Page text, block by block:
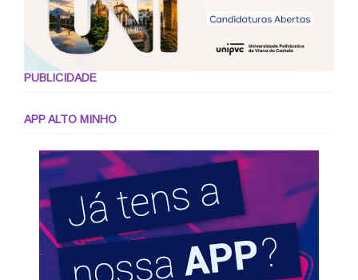
PUBLICIDADE
APP ALTO MINHO